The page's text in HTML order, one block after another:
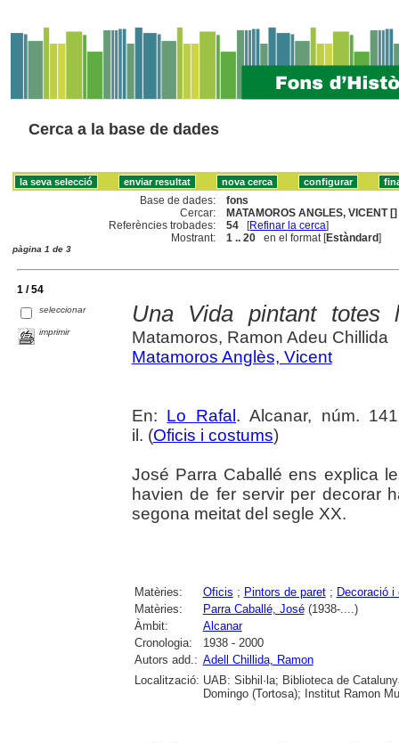
Cerca a la base de dades
Base de dades:
fons
Cercar:
MATAMOROS ANGLES, VICENT []
Referències trobades:
54 [Refinar la cerca]
Mostrant:
1 .. 20 en el format [Estàndard]
pàgina 1 de 3
1 / 54
seleccionar
imprimir
Una Vida pintant totes
Matamoros, Ramon Adeu Chillida
Matamoros Anglès, Vicent
En: Lo Rafal . Alcanar, núm.
il. (Oficis i costums)
José Parra Caballé ens explica
havien de fer servir per decorar
segona meitat del segle XX.
Matèries: Oficis ; Pintors de paret; Decoració i
Matèries:
Parra Caballé, José(1938-....)
Àmbit:
Alcanar
Cronologia:
1938 - 2000
Autors add.: Adell Chillida, Ramon
Localització: UAB: Sibhil·la; Biblioteca de
Domingo (Tortosa); Institut Ramon